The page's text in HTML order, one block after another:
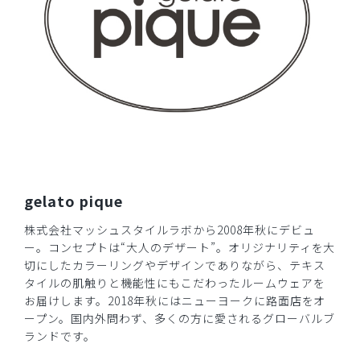
gelato pique
株式会社マッシュスタイルラボから2008年秋にデビュ
ー。コンセプトは“大人のデザート”。オリジナリティを大
切にしたカラーリングやデザインでありながら、テキス
タイルの肌触りと機能性にもこだわったルームウェアを
お届けします。2018年秋にはニューヨークに路面店をオ
ープン。国内外問わず、多くの方に愛されるグローバルブ
ランドです。